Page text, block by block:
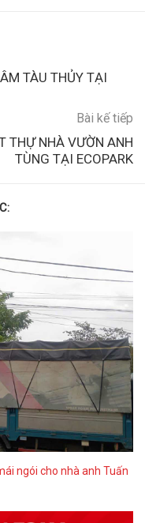
TÀU THỦY TẠI
Bài kế tiếp
THỰ NHÀ VƯỜN ANH
TÙNG TẠI ECOPARK
ngói cho nhà anh Tuấn